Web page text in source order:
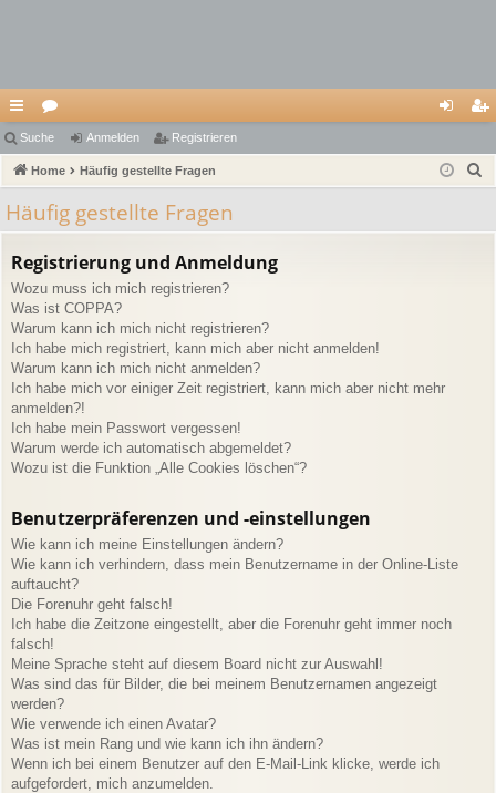
ch
ne
llz
riff
or
en m ist
Suche Anmelden Registrieren
Home Häufig gestellte Fragen
Häufig gestellte Fragen
Registrierung und Anmeldung
Wozu muss ich mich registrieren?
Was ist COPPA?
Warum kann ich mich nicht registrieren?
Ich habe mich registriert, kann mich aber nicht anmelden!
Warum kann ich mich nicht anmelden?
Ich habe mich vor einiger Zeit registriert, kann mich aber nicht mehr
anmelden?!
Ich habe mein Passwort vergessen!
Warum werde ich automatisch abgemeldet?
Wozu ist die Funktion „Alle Cookies löschen“?
Benutzerpräferenzen und -einstellungen
Wie kann ich meine Einstellungen ändern?
Wie kann ich verhindern, dass mein Benutzername in der Online-Liste
auftaucht?
Die Forenuhr geht falsch!
Ich habe die Zeitzone eingestellt, aber die Forenuhr geht immer noch
falsch!
Meine Sprache steht auf diesem Board nicht zur Auswahl!
Was sind das für Bilder, die bei meinem Benutzernamen angezeigt
werden?
Wie verwende ich einen Avatar?
Was ist mein Rang und wie kann ich ihn ändern?
Wenn ich bei einem Benutzer auf den E-Mail-Link klicke, werde ich
aufgefordert, mich anzumelden.